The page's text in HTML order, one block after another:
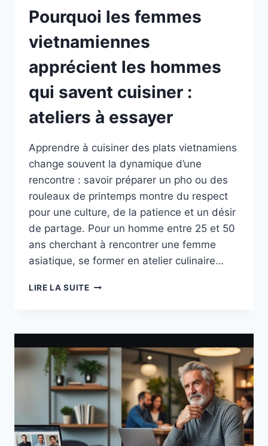
Pourquoi les femmes
vietnamiennes
apprécient les hommes
qui savent cuisiner :
ateliers à essayer
Apprendre à cuisiner des plats vietnamiens
change souvent la dynamique d’une
rencontre : savoir préparer un pho ou des
rouleaux de printemps montre du respect
pour une culture, de la patience et un désir
de partage. Pour un homme entre 25 et 50
ans cherchant à rencontrer une femme
asiatique, se former en atelier culinaire…
LIRE LA SUITEPOURQUOI
APPRÉCIENT
LES
HOMMES
QUI
SAVENT
CUISINER :
ATELIERS
À
ESSAYER